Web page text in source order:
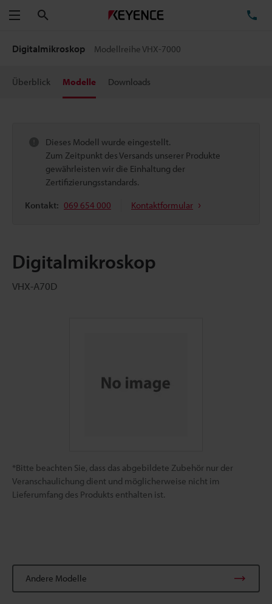
Menü
Digitalmikroskop Modellreihe VHX-7000
Überblick Modelle Downloads
Dieses Modell wurde eingestellt.
Zum Zeitpunkt des Versands unserer Produkte
gewährleisten wir die Einhaltung der
Zertifizierungsstandards.
Kontakt: 069 654 000 Kontaktformular
Digitalmikroskop
VHX-A70D
*Bitte beachten Sie, dass das abgebildete Zubehör nur der
Veranschaulichung dient und möglicherweise nicht im
Lieferumfang des Produkts enthalten ist.
Andere Modelle